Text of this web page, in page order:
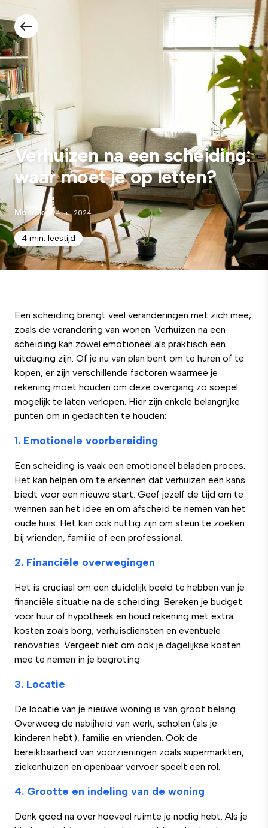
Verhuizen na een scheiding:
waar moet je op letten?
Moniek 24 Jul 2024
4 min. leestijd
Een scheiding brengt veel veranderingen met zich mee,
zoals de verandering van wonen. Verhuizen na een
scheiding kan zowel emotioneel als praktisch een
uitdaging zijn. Of je nu van plan bent om te huren of te
kopen, er zijn verschillende factoren waarmee je
rekening moet houden om deze overgang zo soepel
mogelijk te laten verlopen. Hier zijn enkele belangrijke
punten om in gedachten te houden:
1. Emotionele voorbereiding
Een scheiding is vaak een emotioneel beladen proces.
Het kan helpen om te erkennen dat verhuizen een kans
biedt voor een nieuwe start. Geef jezelf de tijd om te
wennen aan het idee en om afscheid te nemen van het
oude huis. Het kan ook nuttig zijn om steun te zoeken
bij vrienden, familie of een professional.
2. Financiële overwegingen
Het is cruciaal om een duidelijk beeld te hebben van je
financiële situatie na de scheiding. Bereken je budget
voor huur of hypotheek en houd rekening met extra
kosten zoals borg, verhuisdiensten en eventuele
renovaties. Vergeet niet om ook je dagelijkse kosten
mee te nemen in je begroting.
3. Locatie
De locatie van je nieuwe woning is van groot belang.
Overweeg de nabijheid van werk, scholen (als je
kinderen hebt), familie en vrienden. Ook de
bereikbaarheid van voorzieningen zoals supermarkten,
ziekenhuizen en openbaar vervoer speelt een rol.
4. Grootte en indeling van de woning
Denk goed na over hoeveel ruimte je nodig hebt. Als je